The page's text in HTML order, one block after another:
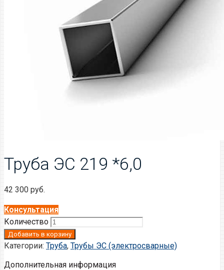
Труба ЭС 219 *6,0
42 300 руб.
Консультация
Количество
Добавить в корзину
Категории: Труба, Трубы ЭС (электросварные)
Дополнительная информация